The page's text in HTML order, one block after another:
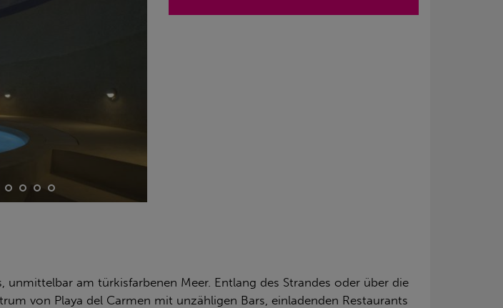
am türkisfarbenen Meer. Entlang des Strandes oder über die
von Playa del Carmen mit unzähligen Bars, einladenden Restaurants